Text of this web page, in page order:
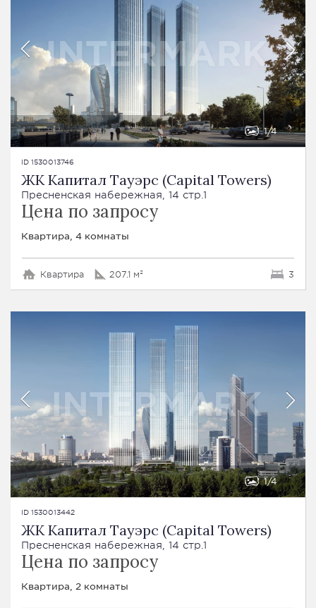
1 4
ID 1530013746
ЖК Капитал Тауэрс (Capital Towers)
Пресненская набережная, 14 стр.1
Цена по запросу
Квартира, 4 комнаты
Квартира 207.1 м² 3
1 4
ID 1530013442
ЖК Капитал Тауэрс (Capital Towers)
Пресненская набережная, 14 стр.1
Цена по запросу
Квартира, 2 комнаты